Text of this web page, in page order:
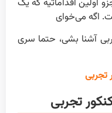
اولین اقداماتیه که یک
اگه می‌خوای
آشنا بشی، حتما سری
تجربی
تجربی